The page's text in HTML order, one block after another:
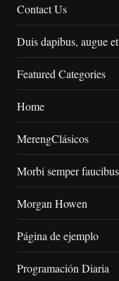
Contact Us
Duis dapibus, augue
Featured Categories
Home
MerengClásicos
Morbi semper
Morgan Howen
Página de ejemplo
Programación Diaria